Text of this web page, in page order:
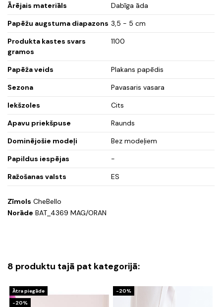
Ārējais materiāls
Dabīga āda
Papēžu augstuma diapazons 3,5 - 5 cm
Produkta kastes svars
gramos
1100
Papēža veids
Plakans papēdis
Sezona
Pavasaris vasara
Iekšzoles
Cits
Apavu priekšpuse
Raunds
Dominējošie modeļi
Bez modeļiem
Papildus iespējas
-
Ražošanas valsts
ES
Zīmols CheBello
Norāde BAT_4369 MAG/ORAN
8 produktu tajā pat kategorijā:
Ātra piegāde
-20%
-20%